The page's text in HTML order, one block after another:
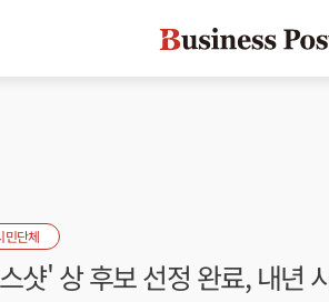
민단체
샷' 상 후보 선정 완료, 내년